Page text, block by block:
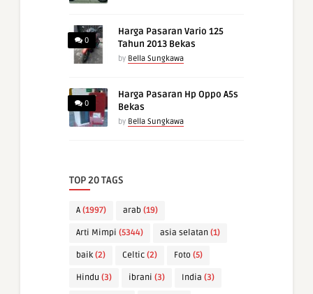
0
Harga Pasaran Vario 125
Tahun 2013 Bekas
by Bella Sungkawa
0
Harga Pasaran Hp Oppo A5s
Bekas
by Bella Sungkawa
TOP 20 TAGS
A (1997) arab (19)
Arti Mimpi (5344) asia selatan (1)
baik (2) Celtic (2) Foto (5)
Hindu (3) ibrani (3) India (3)